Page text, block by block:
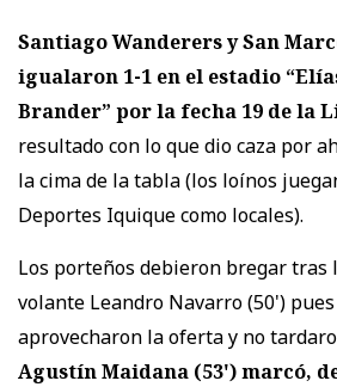
Santiago Wanderers y San
igualaron 1-1 en el estadio
Brander” por la fecha 19 de la
resultado con lo que dio caza por
la cima de la tabla (los loínos
Deportes Iquique como locales).
Los porteños debieron bregar tras
volante Leandro Navarro (50')
aprovecharon la oferta y no
Agustín Maidana (53') marcó,